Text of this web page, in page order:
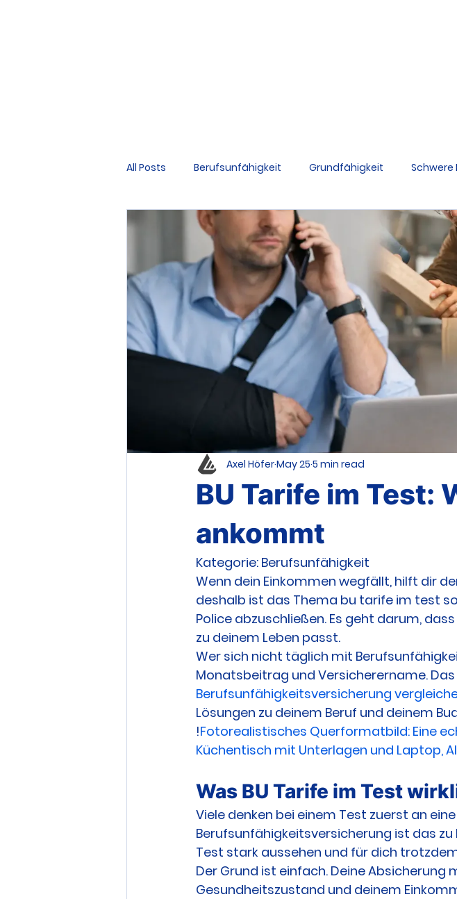
All Posts Berufsunfähigkeit Grundfähigkeit Schwere
BU Tarife im Test:
ankommt
Axel HöferMay 25 5 min read
Kategorie: Berufsunfähigkeit
Wenn dein Einkommen wegfällt, hilft dir
deshalb ist das Thema bu tarife im test
Police abzuschließen. Es geht darum,
zu deinem Leben passt.
Wer sich nicht täglich mit
Monatsbeitrag und Versicherername.
Berufsunfähigkeitsversicherung
Lösungen zu deinem Beruf und deinem
!Fotorealistisches Querformatbild: Eine
Küchentisch mit Unterlagen und Laptop,
Was BU Tarife im Test
Viele denken bei einem Test zuerst an eine
Berufsunfähigkeitsversicherung ist das zu
Test stark aussehen und für dich
Der Grund ist einfach. Deine Absicherung
Gesundheitszustand und deinem